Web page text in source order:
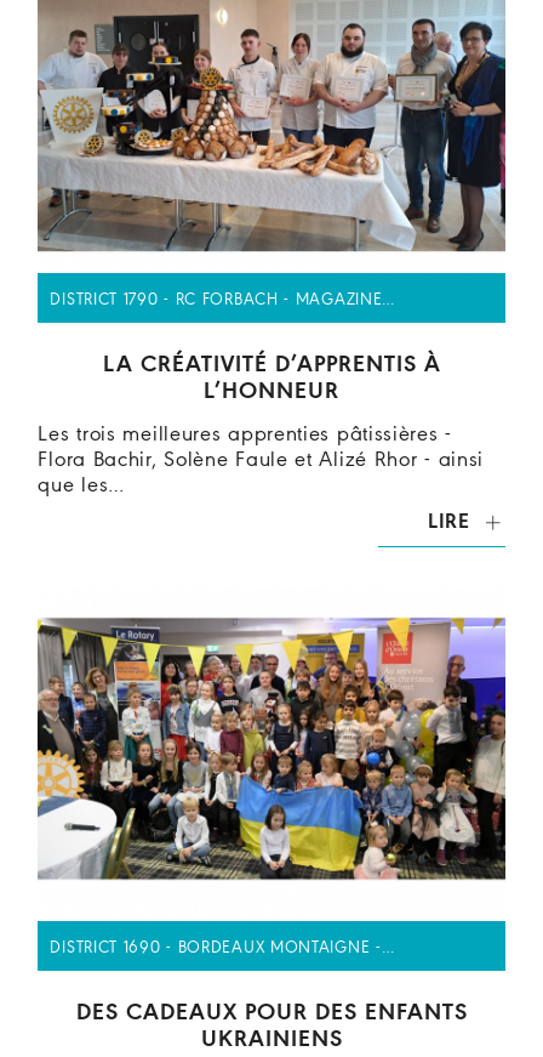
DISTRICT 1790 - RC FORBACH - MAGAZINE…
LA CRÉATIVITÉ D’APPRENTIS À
L’HONNEUR
Les trois meilleures apprenties pâtissières -
Flora Bachir, Solène Faule et Alizé Rhor - ainsi
que les…
LIRE
DISTRICT 1690 - BORDEAUX MONTAIGNE -…
DES CADEAUX POUR DES ENFANTS
UKRAINIENS